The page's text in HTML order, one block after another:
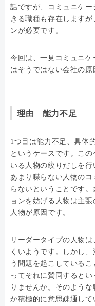
話ですが、コミュニケ
きる職種も存在します
ンが必要です。
今回は、一見コミュニ
はそうではない会社の原
理由 能力不足
1つ目は能力不足、具体
というケースです。こ
いる人物の絞りだしを行
あまり喋らない人物の
らないということです
ョンを妨げる人物は主
人物が原因です。
リーダータイプの人物
くいようです。しかし
う問題を起こしている
ってそれに賛同すると
りませんか。そのよう
か積極的に意思疎通し